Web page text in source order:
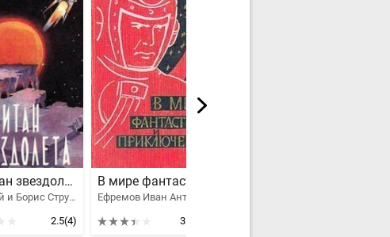
Капитан звездолета
Аркадий и Борис Стругацкие, Ефремов Иван Антонович, Беляев Александр Романович, Журавлева Валентина Николаевна, Гуревич Георгий Иосифович, Томан Николай Владимирович, Альтов Генрих Саулович, Днепров Анатолий, Зуев-Ордынец Михаил Ефимович, Савченко Виталий, Нечаев И., Баринов Максим
2.5(4)
3.47